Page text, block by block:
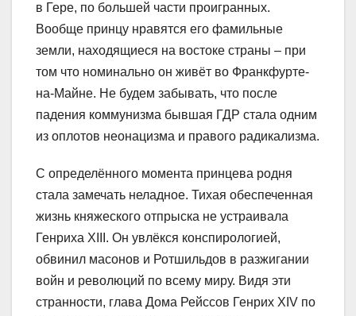
в Гере, по большей части проигранных.
Вообще принцу нравятся его фамильные
земли, находящиеся на востоке страны – при
том что номинально он живёт во Франкфурте-
на-Майне. Не будем забывать, что после
падения коммунизма бывшая ГДР стала одним
из оплотов неонацизма и правого радикализма.
С определённого момента принцева родня
стала замечать неладное. Тихая обеспеченная
жизнь княжеского отпрыска не устраивала
Генриха XIII. Он увлёкся конспирологией,
обвинил масонов и Ротшильдов в разжигании
войн и революций по всему миру. Видя эти
странности, глава Дома Рейссов Генрих XIV по